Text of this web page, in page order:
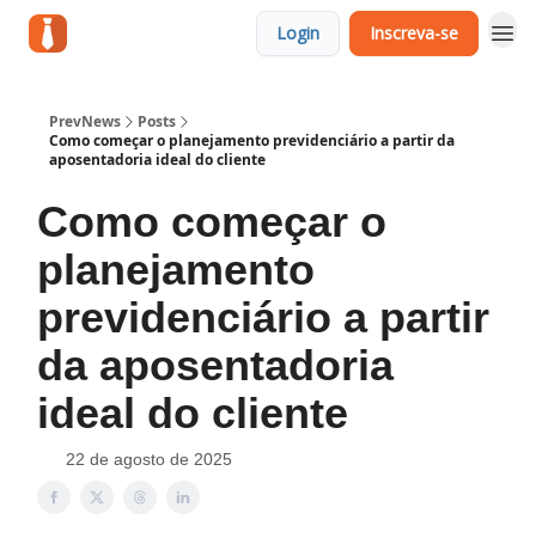
Login Inscreva-se
PrevNews
Posts
Como começar o planejamento previdenciário a partir da
aposentadoria ideal do cliente
Como começar o
planejamento
previdenciário a partir
da aposentadoria
ideal do cliente
22 de agosto de 2025